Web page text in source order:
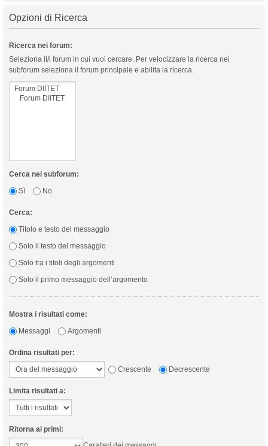
Opzioni di Ricerca
Ricerca nei forum:
Seleziona il/i forum in cui vuoi cercare. Per velocizzare la ricerca nei
subforum seleziona il forum principale e abilita la ricerca.
Cerca nei subforum:
Sì
No
Cerca:
Titolo e testo del messaggio
Solo il testo del messaggio
Solo tra i titoli degli argomenti
Solo il primo messaggio dell’argomento
Mostra i risultati come:
Messaggi
Argomenti
Ordina risultati per:
Crescente
Decrescente
Limita risultati a:
Ritorna ai primi: